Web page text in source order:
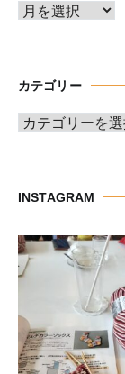
ア
ブ
カテゴリー
カ
ー
INSTAGRAM